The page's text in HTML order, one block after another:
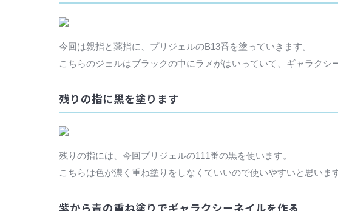
今回は親指と薬指に、プリジェルのB13番を塗っていきます。
こちらのジェルはブラックの中にラメがはいっていて、ギャラクシ
残りの指に黒を塗ります
残りの指には、今回プリジェルの111番の黒を使います。
こちらは色が濃く重ね塗りをしなくていいので使いやすいと思います
紫から青の重ね塗りでギャラクシーネイルを作る